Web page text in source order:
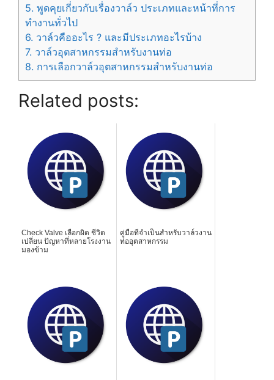
5. พูดคุยเกี่ยวกับเรื่องวาล์ว ประเภทและหน้าที่การ
ทำงานทั่วไป
6. วาล์วคืออะไร ? และมีประเภทอะไรบ้าง
7. วาล์วอุตสาหกรรมสำหรับงานท่อ
8. การเลือกวาล์วอุตสาหกรรมสำหรับงานท่อ
Related posts:
Check Valve เลือกผิด ชีวิต
เปลี่ยน ปัญหาที่หลายโรงงาน
มองข้าม
คู่มือที่จำเป็นสำหรับวาล์วงาน
ท่ออุตสาหกรรม